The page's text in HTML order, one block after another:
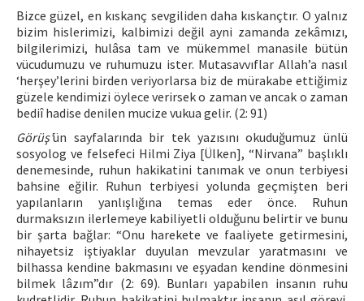
Bizce güzel, en kıskanç sevgiliden daha kıskançtır. O yalnız
bizim hislerimizi, kalbimizi değil ayni zamanda zekâmızı,
bilgilerimizi, hulâsa tam ve mükemmel manasile bütün
vücudumuzu ve ruhumuzu ister. Mutasavvıflar Allah’a nasıl
‘herşey’lerini birden veriyorlarsa biz de mürakabe ettiğimiz
güzele kendimizi öylece verirsek o zaman ve ancak o zaman
bediî hadise denilen mucize vukua gelir. (2: 91)
Görüş’ün sayfalarında bir tek yazısını okuduğumuz ünlü
sosyolog ve felsefeci Hilmi Ziya [Ülken], “Nirvana” başlıklı
denemesinde, ruhun hakikatini tanımak ve onun terbiyesi
bahsine eğilir. Ruhun terbiyesi yolunda geçmişten beri
yapılanların yanlışlığına temas eder önce. Ruhun
durmaksızın ilerlemeye kabiliyetli olduğunu belirtir ve bunu
bir şarta bağlar: “Onu harekete ve faaliyete getirmesini,
nihayetsiz iştiyaklar duyulan mevzular yaratmasını ve
bilhassa kendine bakmasını ve eşyadan kendine dönmesini
bilmek lâzım”dır (2: 69). Bunları yapabilen insanın ruhu